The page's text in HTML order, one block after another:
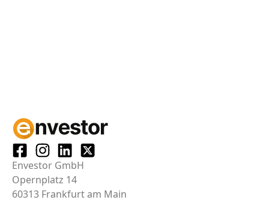
Envestor GmbH
Opernplatz 14
60313 Frankfurt am Main